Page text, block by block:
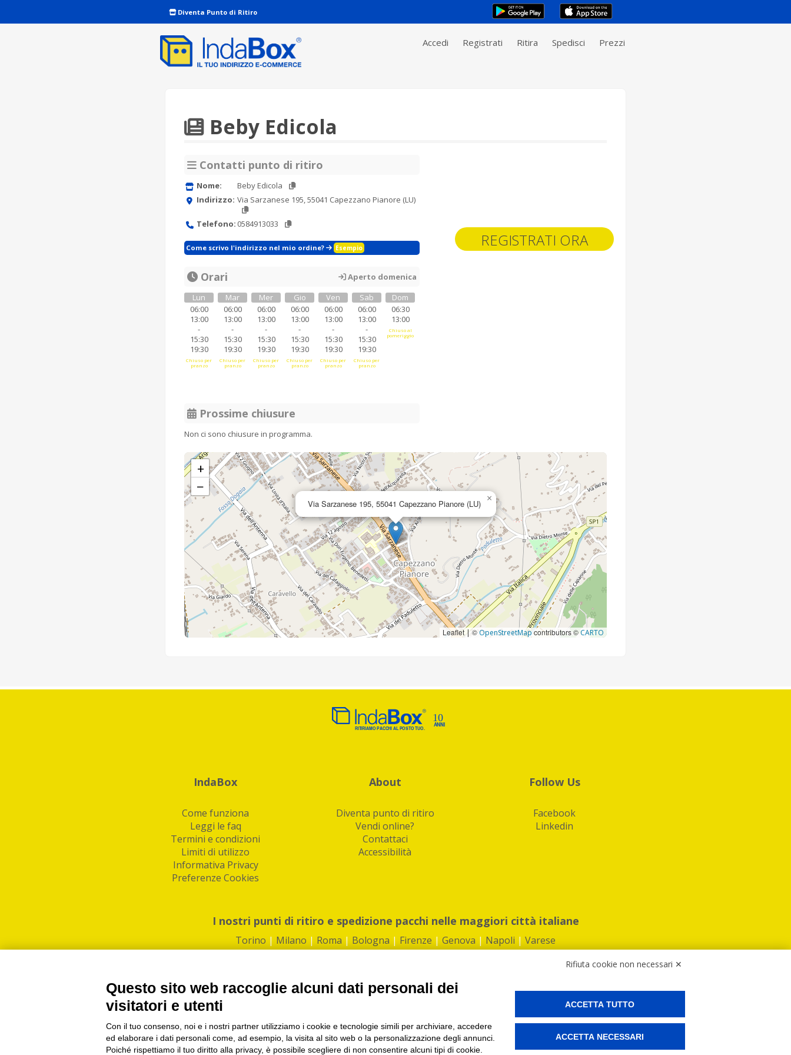
Diventa Punto di Ritiro
Accedi Registrati Ritira Spedisci Prezzi
REGISTRATI ORA
Beby Edicola
Contatti punto di ritiro
Nome:
Beby Edicola
Indirizzo: Via Sarzanese 195, 55041 Capezzano Pianore (LU)
Telefono: 0584913033
Come scrivo l'indirizzo nel mio ordine? Esempio
Orari
Aperto domenica
Lun
06:00
13:00
-
15:30
19:30
Chiuso per
pranzo
Mar
06:00
13:00
-
15:30
19:30
Chiuso per
pranzo
Mer
06:00
13:00
-
15:30
19:30
Chiuso per
pranzo
Gio
06:00
13:00
-
15:30
19:30
Chiuso per
pranzo
Ven
06:00
13:00
-
15:30
19:30
Chiuso per
pranzo
Sab
06:00
13:00
-
15:30
19:30
Chiuso per
pranzo
Dom
06:30
13:00
Chiuso al
pomeriggio
Prossime chiusure
Non ci sono chiusure in programma.
Via Sarzanese 195, 55041 Capezzano Pianore (LU) ×
+
−
Leaflet|© OpenStreetMapcontributors ©CARTO
IndaBox
Come funziona
Leggi le faq
Termini e condizioni
Limiti di utilizzo
Informativa Privacy
Preferenze Cookies
About
Diventa punto di ritiro
Vendi online?
Contattaci
Accessibilità
Follow Us
Facebook
Linkedin
I nostri punti di ritiro e spedizione pacchi nelle maggiori città italiane
Torino | Milano | Roma | Bologna | Firenze | Genova | Napoli | Varese
PI/CF/N°Iscr.: 10821360012 | REA: RM 1494760 | Cap.Soc.: 50.000€ |Whistleblowing|Privacy|Preferenze Cookies
IndaBox | Oltre 11.500 punti di ritiro tra Bar, Tabaccai, Edicole e Kipoint per ritirare i tuoi acquisti online e spedire i tuoi pacchi.
Rifiuta cookie non necessari ✕
Questo sito web raccoglie alcuni dati personali dei
visitatori e utenti
Con il tuo consenso, noi e i nostri partner utilizziamo i cookie e tecnologie simili per archiviare, accedere
ed elaborare i dati personali come, ad esempio, la visita al sito web o la personalizzazione degli annunci.
Poiché rispettiamo il tuo diritto alla privacy, è possibile scegliere di non consentire alcuni tipi di cookie.
ACCETTA TUTTO
ACCETTA NECESSARI